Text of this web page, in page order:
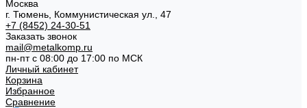
Москва
г. Тюмень, Коммунистическая ул., 47
+7 (8452) 24-30-51
Заказать звонок
mail@metalkomp.ru
пн-пт с 08:00 до 17:00 по МСК
Личный кабинет
Корзина
Избранное
Сравнение